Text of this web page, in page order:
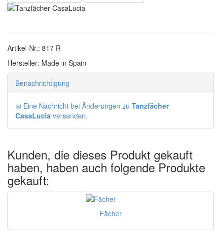
Artikel-Nr.: 817 R
Hersteller: Made in Spain
Benachrichtigung
Eine Nachricht bei Änderungen zu Tanzfächer
CasaLucia versenden.
Kunden, die dieses Produkt gekauft
haben, haben auch folgende Produkte
gekauft:
Fächer